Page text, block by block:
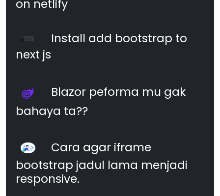
on netlify
Install add bootstrap to
next js
Blazor peforma mu gak
bahaya ta??
Cara agar iframe
bootstrap jadul lama menjadi
responsive.